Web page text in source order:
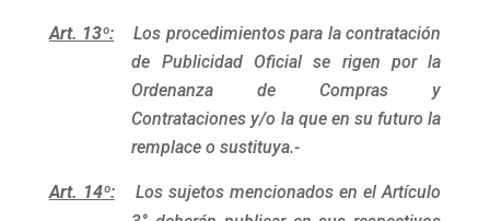
Art. 13º: Los procedimientos para la contratación
de Publicidad Oficial se rigen por la
Ordenanza de Compras y
Contrataciones y/o la que en su futuro la
remplace o sustituya.-
Art. 14º:
Los sujetos mencionados en el Artículo